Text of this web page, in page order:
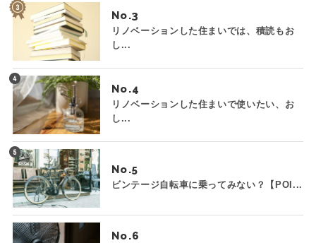
No.
リノベーションした住まいでは、積読もお
し...
No.
リノベーションした住まいで使いたい、お
し...
No.
ビンテージ自転車に乗ってみない？【POI...
No.